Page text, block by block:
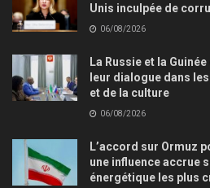
Unis inculpée de
06/08/2026
La Russie et la
leur dialogue dans
et de la culture
06/08/2026
L’accord sur Ormuz
une influence accrue
énergétique les plus